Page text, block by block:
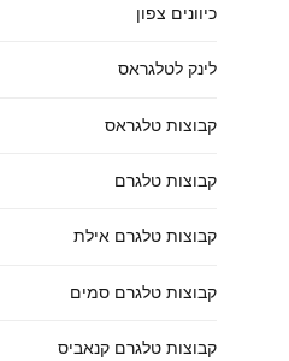
כיוונים צפון
לינק לטלגראס
קבוצות טלגראס
קבוצות טלגרם
קבוצות טלגרם אילת
קבוצות טלגרם סמים
קבוצות טלגרם קנאביס